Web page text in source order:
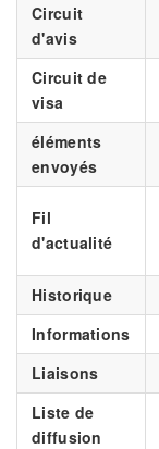
Circuit
d'avis
Circuit de
visa
éléments
envoyés
Fil
d'actualité
Historique
Informations
Liaisons
Liste de
diffusion